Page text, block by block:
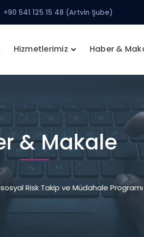
+90 541 125 15 48 (Artvin Şube)
Hizmetlerimiz Haber &
& Makale
Risk Takip ve Müdahale